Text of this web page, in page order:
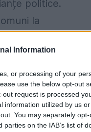
Information
or processing of your
use the below opt-out
request is processed
information utilized by us
You may separately
on the IAB’s list of
politice.
la
celor cu
Cu privire la
avut calitatea
un